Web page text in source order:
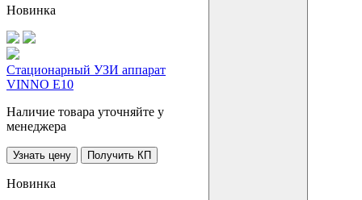
Новинка
Стационарный УЗИ аппарат
VINNO E10
Наличие товара уточняйте у
менеджера
Узнать цену Получить КП
Новинка